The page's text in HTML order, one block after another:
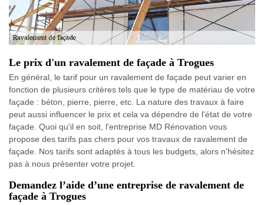
Le prix d'un ravalement de façade à Trogues
En général, le tarif pour un ravalement de façade peut varier en
fonction de plusieurs critères tels que le type de matériau de votre
façade : béton, pierre, pierre, etc. La nature des travaux à faire
peut aussi influencer le prix et cela va dépendre de l'état de votre
façade. Quoi qu'il en soit, l'entreprise MD Rénovation vous
propose des tarifs pas chers pour vos travaux de ravalement de
façade. Nos tarifs sont adaptés à tous les budgets, alors n'hésitez
pas à nous présenter votre projet.
Demandez l’aide d’une entreprise de ravalement de
façade à Trogues